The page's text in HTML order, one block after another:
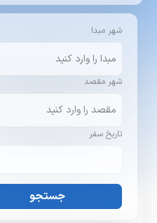
شهر مبدا
شهر مقصد
تاریخ سفر
جستجو